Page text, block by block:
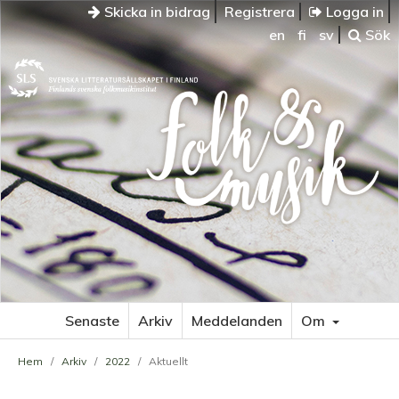
Skicka in bidrag Registrera
Logga in
en
fi sv Sök
Senaste Arkiv Meddelanden Om
Hem / Arkiv / 2022 / Aktuellt